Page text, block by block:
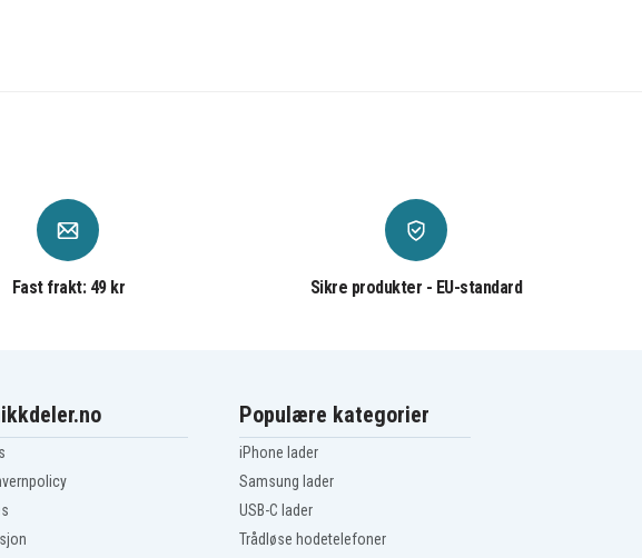
Fast frakt: 49 kr Sikre produkter - EU-standard
Populære kategorier
iPhone lader
Samsung lader
USB-C lader
Trådløse hodetelefoner